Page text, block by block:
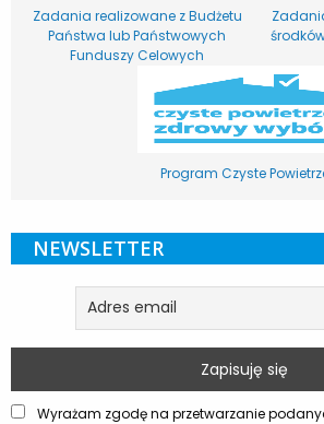
Zadania realizowane z Budżetu
Państwa lub Państwowych
Funduszy Celowych
Program Czyste
NEWSLETTER
Wyrażam zgodę na przetwarzanie